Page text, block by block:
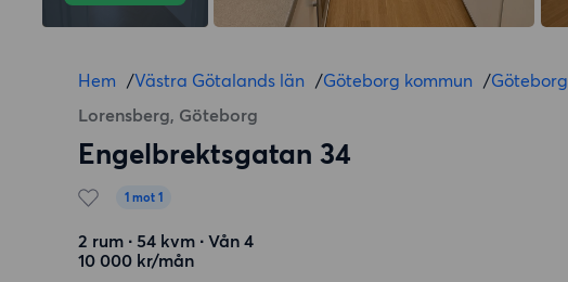
Hem /Västra Götalands län /Göteborg kommun /Göteborg
Lorensberg, Göteborg
Engelbrektsgatan 34
1 mot 1
2 rum ∙ 54 kvm ∙ Vån 4
10 000 kr/mån